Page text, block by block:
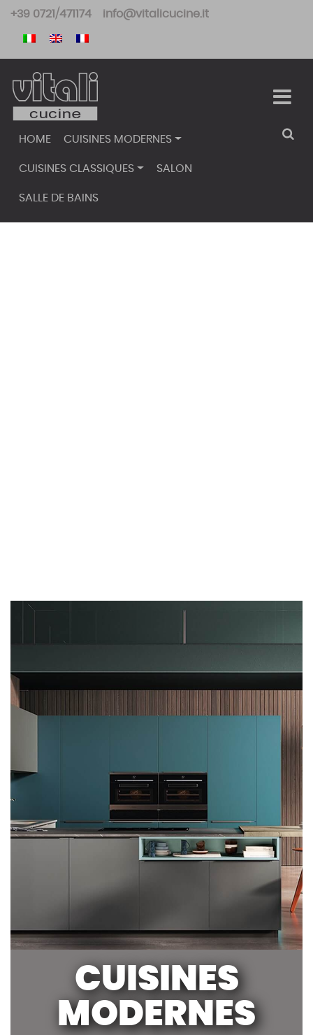
Skip
content
+39 0721/471174 info@vitalicucine.it
HOME CUISINES MODERNES
CUISINES CLASSIQUES SALON
SALLE DE BAINS
CUISINES
MODERNES